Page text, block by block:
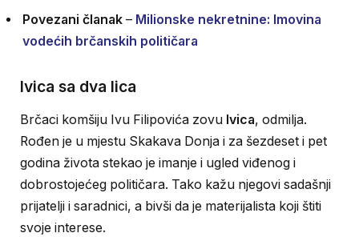
Povezani članak – Milionske nekretnine: Imovina
vodećih brčanskih političara
Ivica sa dva lica
Brčaci komšiju Ivu Filipovića zovu Ivica, odmilja.
Rođen je u mjestu Skakava Donja i za šezdeset i pet
godina života stekao je imanje i ugled viđenog i
dobrostojećeg političara. Tako kažu njegovi sadašnji
prijatelji i saradnici, a bivši da je materijalista koji štiti
svoje interese.